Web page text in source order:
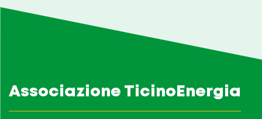
Associazione TicinoEnergia